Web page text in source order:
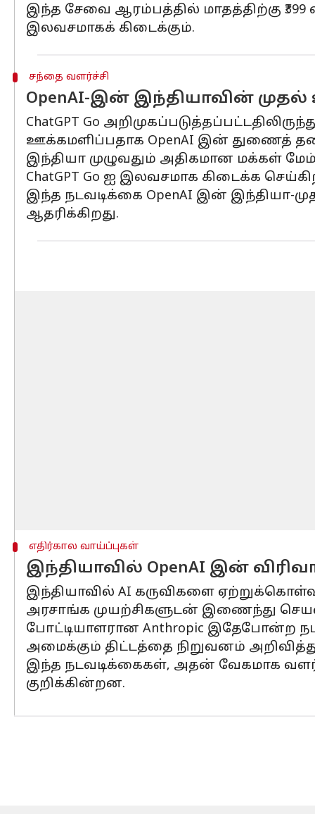
இந்த சேவை ஆரம்பத்தில் மாதத்திற்கு
இலவசமாகக் கிடைக்கும்.
சந்தை வளர்ச்சி
OpenAI-இன் இந்தியாவின் முதல்
ChatGPT Go
ஊக்கமளிப்பதாக OpenAI இன் துணைத்
இந்தியா முழுவதும் அதிகமான மக்கள்
ChatGPT Go ஐ இலவசமாக கிடைக்க
இந்த நடவடிக்கை OpenAI இன் இந்தியா-
ஆதரிக்கிறது.
எதிர்கால வாய்ப்புகள்
இந்தியாவில் OpenAI இன்
இந்தியாவில் AI கருவிகளை
அரசாங்க முயற்சிகளுடன் இணைந்து
போட்டியாளரான Anthropic இதேபோன்ற
அமைக்கும் திட்டத்தை நிறுவனம்
இந்த நடவடிக்கைகள், அதன் வேகமாக
குறிக்கின்றன.